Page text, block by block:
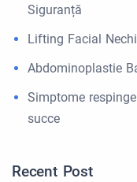
Siguranță
Lifting Facial
Abdominoplastie
Simptome
succe
Recent Post